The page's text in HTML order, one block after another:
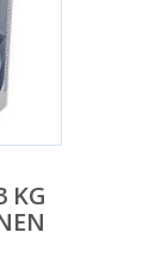
KG